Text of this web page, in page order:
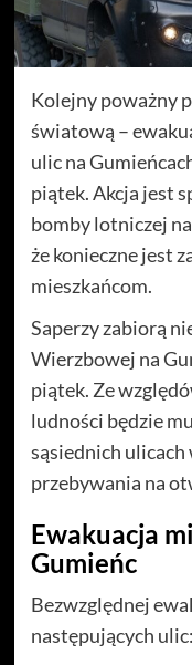
Kolejny poważny
światową –
ulic na
piątek. Akcja jest
bomby lotniczej
że konieczne jest
mieszkańcom.
Saperzy zabiorą
Wierzbowej na
piątek. Ze
ludności będzie
sąsiednich
przebywania na
Ewakuacja
Gumieńc
Bezwzględnej
następujących ulic: